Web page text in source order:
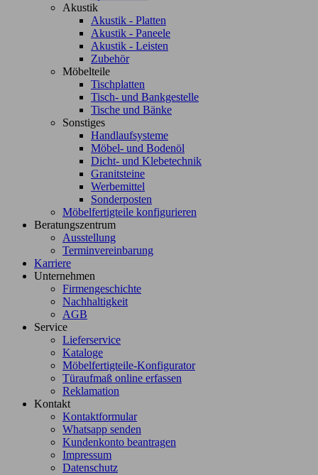
Akustik
Akustik - Platten
Akustik - Paneele
Akustik - Leisten
Zubehör
Möbelteile
Tischplatten
Tisch- und Bankgestelle
Tische und Bänke
Sonstiges
Handlaufsysteme
Möbel- und Bodenöl
Dicht- und Klebetechnik
Granitsteine
Werbemittel
Sonderposten
Möbelfertigteile konfigurieren
Beratungszentrum
Ausstellung
Terminvereinbarung
Karriere
Unternehmen
Firmengeschichte
Nachhaltigkeit
AGB
Service
Lieferservice
Kataloge
Möbelfertigteile-Konfigurator
Türaufmaß online erfassen
Reklamation
Kontakt
Kontaktformular
Whatsapp senden
Kundenkonto beantragen
Impressum
Datenschutz